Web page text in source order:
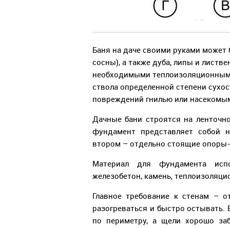
Баня на даче своими руками может
сосны), а также дуба, липы и
необходимыми
ствола определенной степени
повреждений гнилью или
Дачные бани строятся на
фундамент представляет собой
втором – отдельно стоящие
Материал для фундамента
железобетон, камень,
Главное требование к стенам –
разогреваться и быстро
по периметру, а щели хорошо